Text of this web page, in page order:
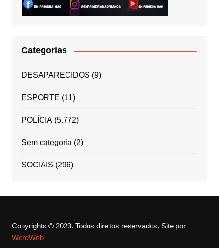
Categorias
DESAPARECIDOS (9)
ESPORTE (11)
POLÍCIA(5.772)
Sem categoria (2)
SOCIAIS (296)
Copyrights © 2023. Todos direitos reservados. Site por
WordWeb